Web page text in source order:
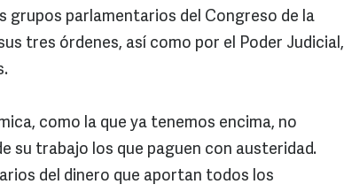
grupos parlamentarios del Congreso de la
tres órdenes, así como por el Poder Judicial,
como la que ya tenemos encima, no
su trabajo los que paguen con austeridad.
del dinero que aportan todos los